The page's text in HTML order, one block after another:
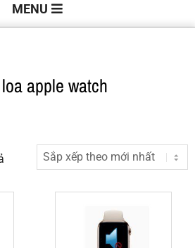
MENU
apple watch